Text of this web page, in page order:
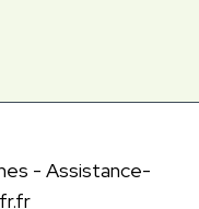
- Assistance-